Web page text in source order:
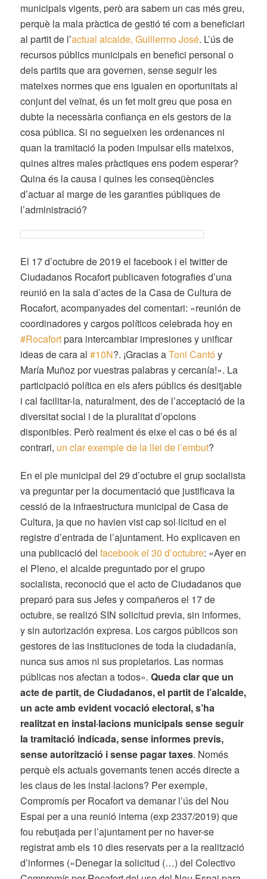
municipals vigents, però ara sabem un cas més greu,
perquè la mala pràctica de gestió té com a beneficiari
al partit de l’actual alcalde, Guillermo José. L’ús de
recursos públics municipals en benefici personal o
dels partits que ara governen, sense seguir les
mateixes normes que ens igualen en oportunitats al
conjunt del veïnat, és un fet molt greu que posa en
dubte la necessària confiança en els gestors de la
cosa pública.Si no segueixen les ordenances ni
quan la tramitació la poden impulsar ells mateixos,
quines altres males pràctiques ens podem esperar?
Quina és la causa i quines les conseqüències
d’actuar al marge de les garanties públiques de
l’administració?
El 17 d’octubre de 2019 el facebook i el twitter de
Ciudadanos Rocafort publicaven fotografies d’una
reunió en la sala d’actes de la Casa de Cultura de
Rocafort, acompanyades del comentari: «reunión de
coordinadores y cargos políticos celebrada hoy en
#Rocafortpara intercambiar impresiones y unificar
ideas de cara al#10N?.‬ ‪¡Gracias aToni Cantóy
María Muñoz por vuestras palabras y cercanía!». La
participació política en els afers públics és desitjable
i cal facilitar-la, naturalment, des de l’acceptació de la
diversitat social i de la pluralitat d’opcions
disponibles. Però realment és eixe el cas o bé és al
contrari, un clar exemple de la llei de l’embut?
En el ple municipal del 29 d’octubre el grup socialista
va preguntar per la documentació que justificava la
cessió de la infraestructura municipal de Casa de
Cultura, ja que no havien vist cap sol·licitud en el
registre d’entrada de l’ajuntament. Ho explicaven en
una publicació delfacebook el 30 d’octubre: «Ayer en
el Pleno, el alcalde preguntado por el grupo
socialista, reconoció que el acto de Ciudadanos que
preparó para sus Jefes y compañeros el 17 de
octubre, se realizó SIN solicitud previa, sin informes,
y sin autorización expresa. Los cargos públicos son
gestores de las instituciones de toda la ciudadanía,
nunca sus amos ni sus propietarios. Las normas
públicas nos afectan a todos».Queda clar que un
acte de partit, de Ciudadanos, el partit de l’alcalde,
un acte amb evident vocació electoral, s’ha
realitzat en instal·lacions municipals sense seguir
la tramitació indicada, sense informes previs,
sense autorització i sense pagar taxes. Només
perquè els actuals governants tenen accés directe a
les claus de les instal·lacions? Per exemple,
Compromís per Rocafort va demanar l’ús del Nou
Espai per a una reunió interna (exp 2337/2019) que
fou rebutjada per l’ajuntament per no haver-se
registrat amb els 10 dies reservats per a la realització
d’informes («Denegar la solicitud (…) del Colectivo